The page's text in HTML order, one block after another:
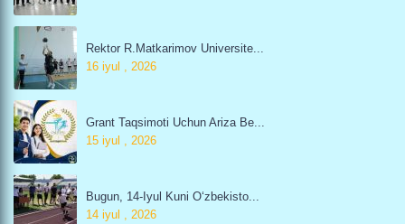
Rektor R.Matkarimov Universite...
16 iyul , 2026
Grant Taqsimoti Uchun Ariza Be...
15 iyul , 2026
Bugun, 14-Iyul Kuni O‘zbekisto...
14 iyul , 2026